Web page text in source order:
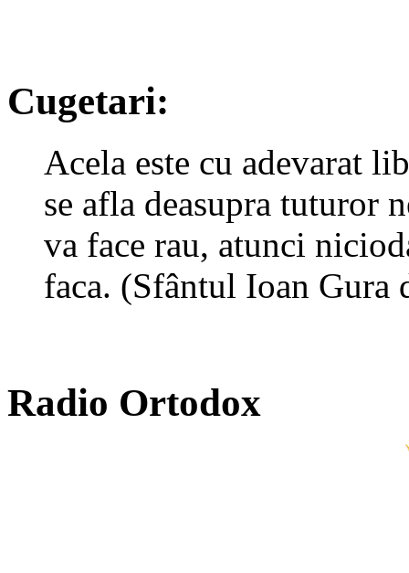
Cugetari:
Acela este cu adevarat
se afla deasupra tuturor
va face rau, atunci
faca. (Sfântul Ioan Gura
Radio Ortodox